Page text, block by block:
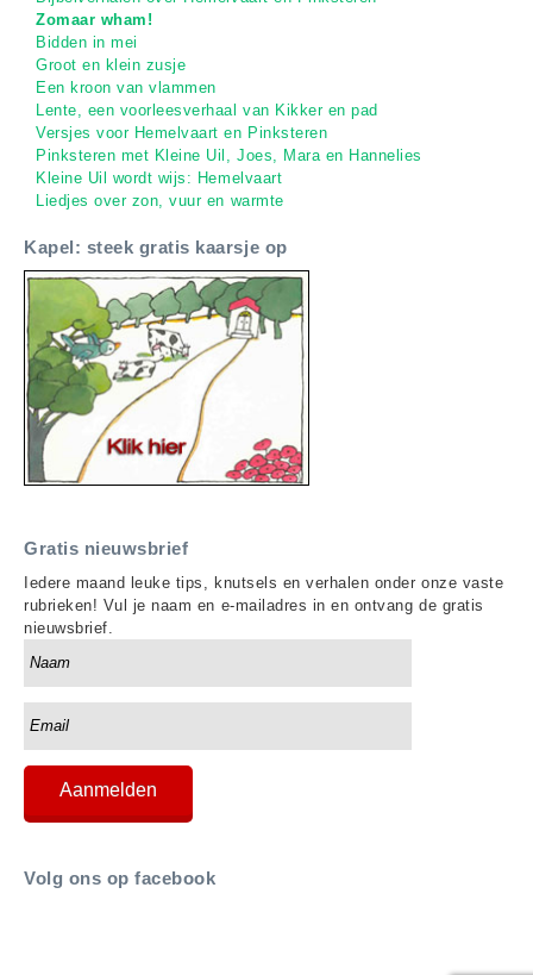
Zomaar wham!
Bidden in mei
Groot en klein zusje
Een kroon van vlammen
Lente, een voorleesverhaal van Kikker en pad
Versjes voor Hemelvaart en Pinksteren
Pinksteren met Kleine Uil, Joes, Mara en Hannelies
Kleine Uil wordt wijs: Hemelvaart
Liedjes over zon, vuur en warmte
Kapel: steek gratis kaarsje op
Gratis nieuwsbrief
Iedere maand leuke tips, knutsels en verhalen onder onze vaste
rubrieken! Vul je naam en e-mailadres in en ontvang de gratis
nieuwsbrief.
Volg ons op facebook